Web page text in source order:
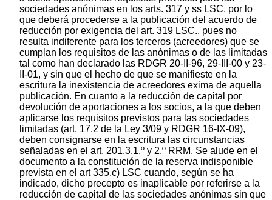
sociedades anónimas en los arts. 317 y ss LSC, por lo
que deberá procederse a la publicación del acuerdo de
reducción por exigencia del art. 319 LSC., pues no
resulta indiferente para los terceros (acreedores) que se
cumplan los requisitos de las anónimas o de las limitadas
tal como han declarado las RDGR 20-II-96, 29-III-00 y 23-
II-01, y sin que el hecho de que se manifieste en la
escritura la inexistencia de acreedores exima de aquella
publicación. En cuanto a la reducción de capital por
devolución de aportaciones a los socios, a la que deben
aplicarse los requisitos previstos para las sociedades
limitadas (art. 17.2 de la Ley 3/09 y RDGR 16-IX-09),
deben consignarse en la escritura las circunstancias
señaladas en el art. 201.3.1.º y 2.º RRM. Se alude en el
documento a la constitución de la reserva indisponible
prevista en el art 335.c) LSC cuando, según se ha
indicado, dicho precepto es inaplicable por referirse a la
reducción de capital de las sociedades anónimas sin que